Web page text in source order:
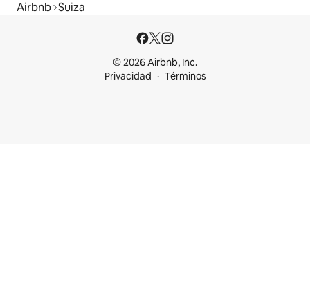
Airbnb Suiza
© 2026 Airbnb, Inc.
Privacidad
Términos